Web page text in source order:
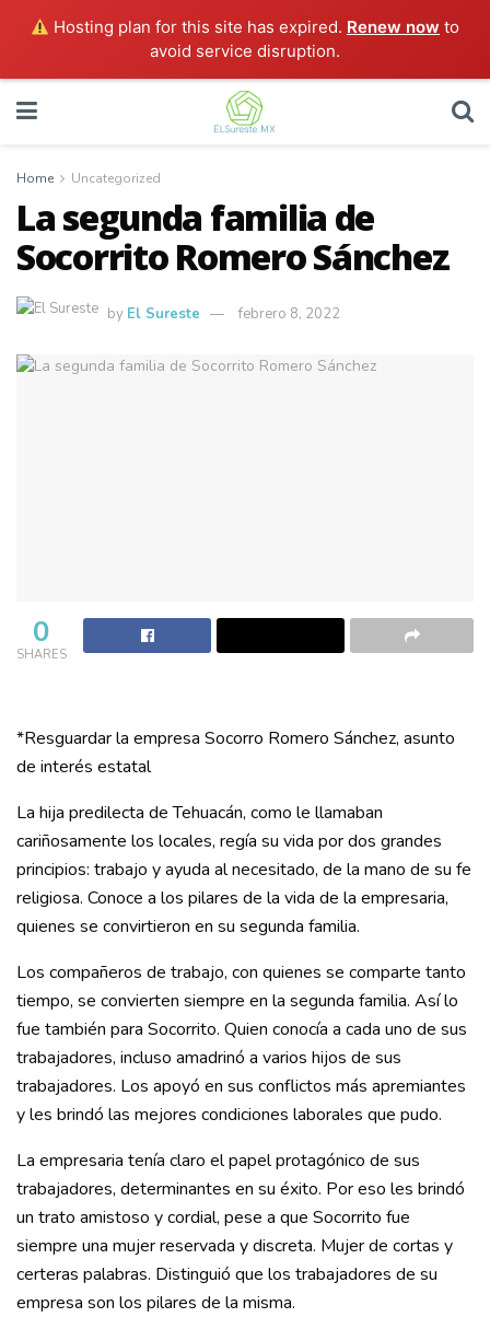
Hosting plan for this site has expired. Renew now to
avoid service disruption.
Home Uncategorized
La segunda familia de
Socorrito Romero Sánchez
by El Sureste febrero 8, 2022
0
SHARES
*Resguardar la empresa Socorro Romero Sánchez, asunto
de interés estatal
La hija predilecta de Tehuacán, como le llamaban
cariñosamente los locales, regía su vida por dos grandes
principios: trabajo y ayuda al necesitado, de la mano de su fe
religiosa. Conoce a los pilares de la vida de la empresaria,
quienes se convirtieron en su segunda familia.
Los compañeros de trabajo, con quienes se comparte tanto
tiempo, se convierten siempre en la segunda familia. Así lo
fue también para Socorrito. Quien conocía a cada uno de sus
trabajadores, incluso amadrinó a varios hijos de sus
trabajadores. Los apoyó en sus conflictos más apremiantes
y les brindó las mejores condiciones laborales que pudo.
La empresaria tenía claro el papel protagónico de sus
trabajadores, determinantes en su éxito. Por eso les brindó
un trato amistoso y cordial, pese a que Socorrito fue
siempre una mujer reservada y discreta. Mujer de cortas y
certeras palabras. Distinguió que los trabajadores de su
empresa son los pilares de la misma.